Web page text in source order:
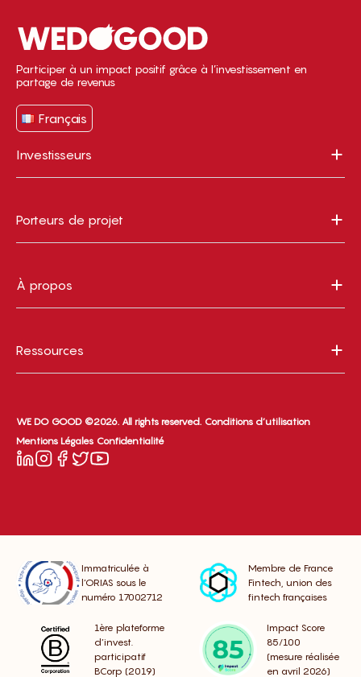
Participer à un impact positif grâce à l’investissement en
partage de revenus
Français
Investisseurs
Porteurs de projet
À propos
Ressources
WE DO GOOD ©2026. All rights reserved. Conditions d’utilisation
Mentions Légales Confidentialité
Immatriculée à
l’ORIAS sous le
numéro 17002712
Membre de France
Fintech, union des
fintech françaises
1ère plateforme
d’invest.
participatif
BCorp (2019)
Impact Score
85/100
(mesure réalisée
en avril 2026)